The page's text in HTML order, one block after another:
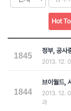
1845
정부, 공사
2013. 12.
1844
브이월드,
2013. 12.
과